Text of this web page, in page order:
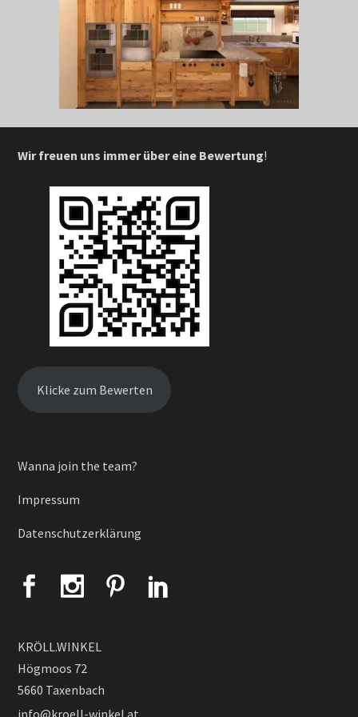
Wir freuen uns immer über eine Bewertung!
Klicke zum Bewerten
Wanna join the team?
Impressum
Datenschutzerklärung
KRÖLL.WINKEL
Högmoos 72
5660 Taxenbach
info@kroell-winkel.at